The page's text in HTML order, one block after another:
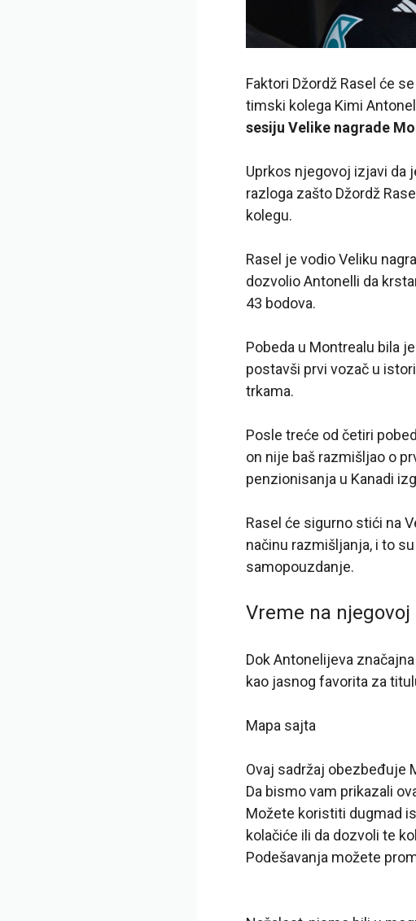
Faktori Džordž Rasel će
timski kolega Kimi
sesiju Velike nagrade
Uprkos njegovoj izjavi da
razloga zašto Džordž
kolegu.
Rasel je vodio Veliku
dozvolio Antonelli da
43 bodova.
Pobeda u Montrealu bila
postavši prvi vozač u
trkama.
Posle treće od četiri
on nije baš razmišljao o
penzionisanja u Kanadi
Rasel će sigurno stići na
načinu razmišljanja, i to
samopouzdanje.
Vreme na
Dok Antonelijeva
kao jasnog favorita za
Mapa sajta
Ovaj sadržaj obezbeđuje
Da bismo vam prikazali
Možete koristiti dugmad
kolačiće ili da dozvoli te
Podešavanja možete